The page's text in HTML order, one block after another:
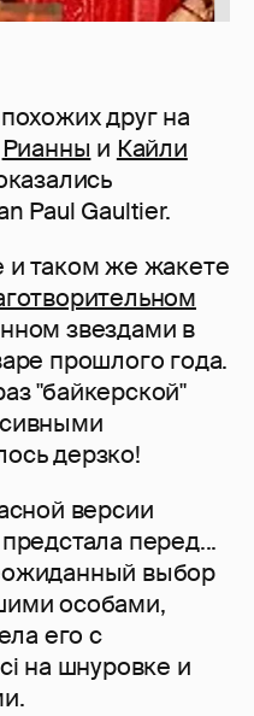
друг на
Рианны и Кайли
Paul Gaultier.
и таком же жакете
звездами в
прошлого года.
"байкерской"
дерзко!
версии
перед...
выбор
особами,
его с
на шнуровке и